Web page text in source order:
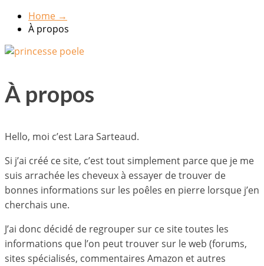
Home →
À propos
À propos
Hello, moi c’est Lara Sarteaud.
Si j’ai créé ce site, c’est tout simplement parce que je me
suis arrachée les cheveux à essayer de trouver de
bonnes informations sur les poêles en pierre lorsque j’en
cherchais une.
J’ai donc décidé de regrouper sur ce site toutes les
informations que l’on peut trouver sur le web (forums,
sites spécialisés, commentaires Amazon et autres